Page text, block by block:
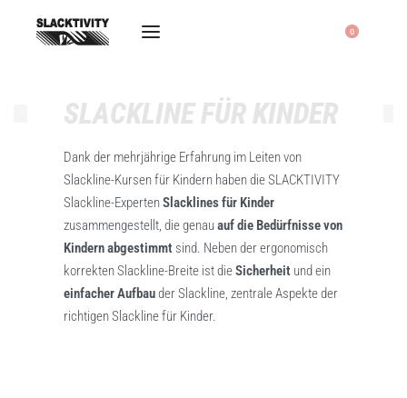
0
SLACKLINE FÜR KINDER
Dank der mehrjährige Erfahrung im Leiten von
Slackline-Kursen für Kindern haben die SLACKTIVITY
Slackline-ExpertenSlacklines für Kinder
zusammengestellt, die genauauf die Bedürfnisse von
Kindern abgestimmt sind. Neben der ergonomisch
korrekten Slackline-Breite ist dieSicherheit und ein
einfacher Aufbauder Slackline, zentrale Aspekte der
richtigen Slackline für Kinder.